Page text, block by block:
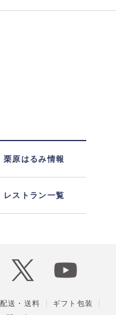
栗原はるみ情報
レストラン一覧
配送・送料
ギフト包装